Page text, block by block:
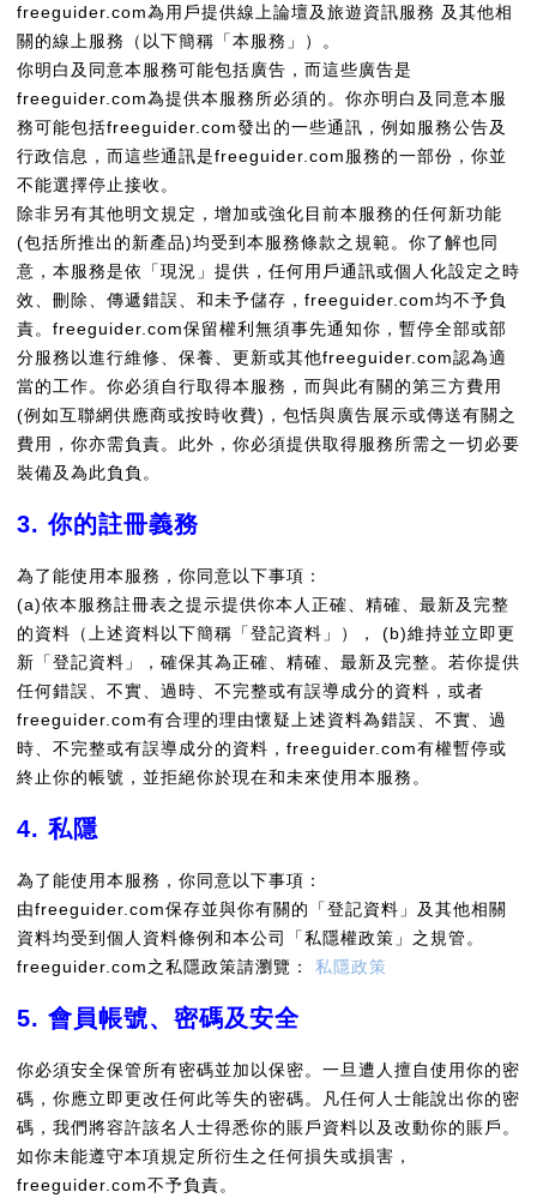
freeguider.com為用戶提供線上論壇及旅遊資訊服務 及其他相
關的線上服務（以下簡稱「本服務」）。
你明白及同意本服務可能包括廣告，而這些廣告是
freeguider.com為提供本服務所必須的。你亦明白及同意本服
務可能包括freeguider.com發出的一些通訊，例如服務公告及
行政信息，而這些通訊是freeguider.com服務的一部份，你並
不能選擇停止接收。
除非另有其他明文規定，增加或強化目前本服務的任何新功能
(包括所推出的新產品)均受到本服務條款之規範。你了解也同
意，本服務是依「現況」提供，任何用戶通訊或個人化設定之時
效、刪除、傳遞錯誤、和未予儲存，freeguider.com均不予負
責。freeguider.com保留權利無須事先通知你，暫停全部或部
分服務以進行維修、保養、更新或其他freeguider.com認為適
當的工作。你必須自行取得本服務，而與此有關的第三方費用
(例如互聯網供應商或按時收費)，包恬與廣告展示或傳送有關之
費用，你亦需負責。此外，你必須提供取得服務所需之一切必要
裝備及為此負負。
3. 你的註冊義務
為了能使用本服務，你同意以下事項：
(a)依本服務註冊表之提示提供你本人正確、精確、最新及完整
的資料（上述資料以下簡稱「登記資料」）， (b)維持並立即更
新「登記資料」，確保其為正確、精確、最新及完整。若你提供
任何錯誤、不實、過時、不完整或有誤導成分的資料，或者
freeguider.com有合理的理由懷疑上述資料為錯誤、不實、過
時、不完整或有誤導成分的資料，freeguider.com有權暫停或
終止你的帳號，並拒絕你於現在和未來使用本服務。
4. 私隱
為了能使用本服務，你同意以下事項：
由freeguider.com保存並與你有關的「登記資料」及其他相關
資料均受到個人資料條例和本公司「私隱權政策」之規管。
freeguider.com之私隱政策請瀏覽： 私隱政策
5. 會員帳號、密碼及安全
你必須安全保管所有密碼並加以保密。一旦遭人擅自使用你的密
碼，你應立即更改任何此等失的密碼。凡任何人士能說出你的密
碼，我們將容許該名人士得悉你的賬戶資料以及改動你的賬戶。
如你未能遵守本項規定所衍生之任何損失或損害，
freeguider.com不予負責。